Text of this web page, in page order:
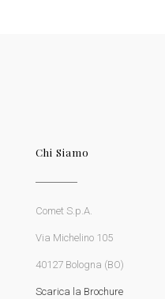
Chi Siamo
Comet S.p.A.
Via Michelino 105
40127 Bologna (BO)
Scarica la Brochure